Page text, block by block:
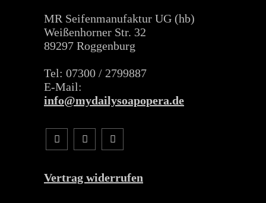
MR Seifenmanufaktur UG (hb)
Weißenhorner Str. 32
89297 Roggenburg
Tel: 07300 / 2799887
E-Mail:
info@mydailysoapopera.de
Vertrag widerrufen